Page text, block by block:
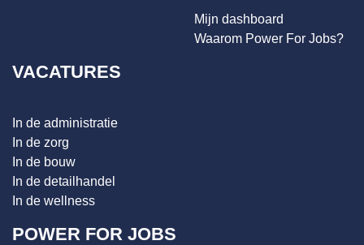
Mijn dashboard
Waarom Power For Jobs?
VACATURES
In de administratie
In de zorg
In de bouw
In de detailhandel
In de wellness
POWER FOR JOBS